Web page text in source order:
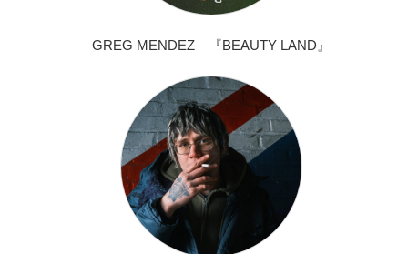
GREG MENDEZ 『BEAUTY LAND』